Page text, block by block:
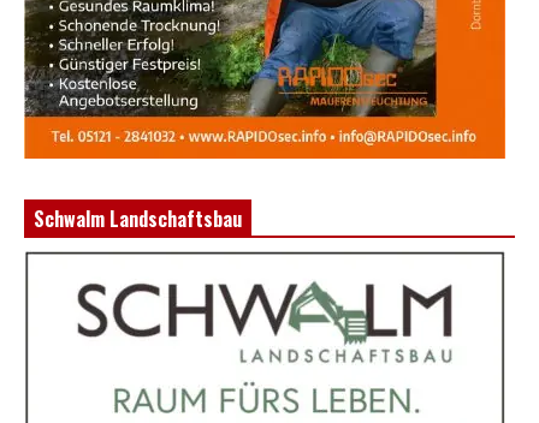
Schwalm Landschaftsbau